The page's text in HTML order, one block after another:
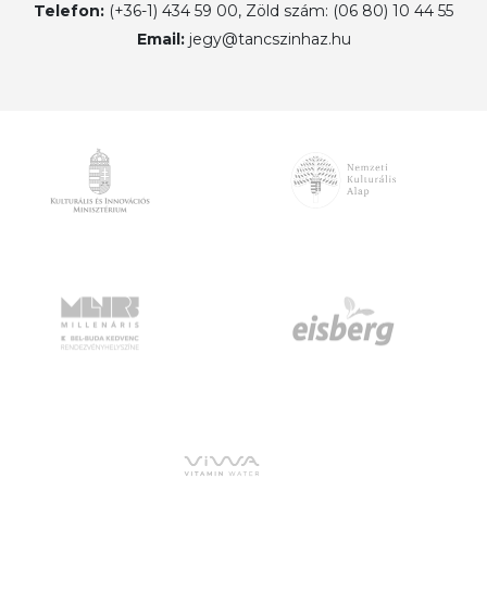
Telefon: (+36-1) 434 59 00, Zöld szám: (06 80) 10 44 55
Email: jegy@tancszinhaz.hu